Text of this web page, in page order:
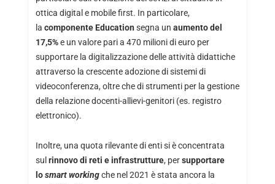
ottica digital e mobile first. In particolare,
la componente Education segna un aumento del
17,5%e un valore pari a 470 milioni di euro per
supportare la digitalizzazione delle attività didattiche
attraverso la crescente adozione di sistemi di
videoconferenza, oltre che di strumenti per la gestione
della relazione docenti-allievi-genitori (es. registro
elettronico).
Inoltre, una quota rilevante di enti si è concentrata
sul rinnovo di reti e infrastrutture, persupportare
losmart working che nel 2021 è stata ancora la